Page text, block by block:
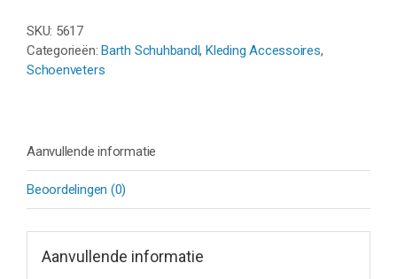
-
WIT
aantal
SKU: 5617
Categorieën:Barth Schuhbandl,Kleding Accessoires,
Schoenveters
Aanvullende informatie
Beoordelingen (0)
Aanvullende informatie